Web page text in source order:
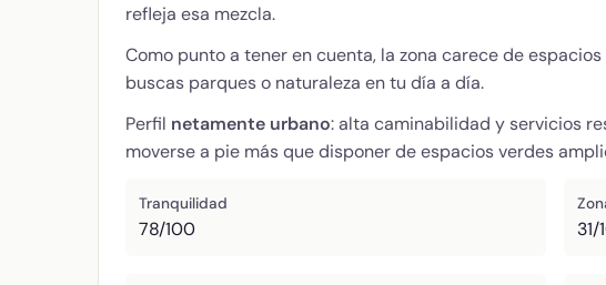
refleja esa mezcla.
Como punto a tener en cuenta, la zona carece de
buscas parques o naturaleza en tu día a día.
Perfil netamente urbano: alta caminabilidad y servicios
moverse a pie más que disponer de espacios verdes
Tranquilidad
78/100 31/